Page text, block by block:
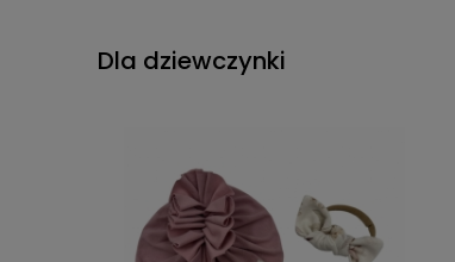
Dla dziewczynki